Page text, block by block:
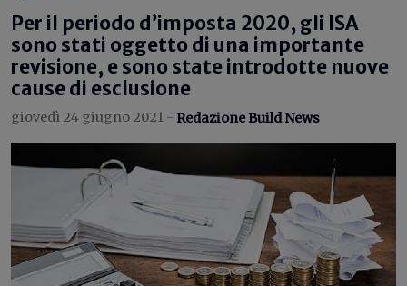
Per il periodo d’imposta 2020, gli ISA
sono stati oggetto di una importante
revisione, e sono state introdotte nuove
cause di esclusione
giovedì 24 giugno 2021 - Redazione Build News